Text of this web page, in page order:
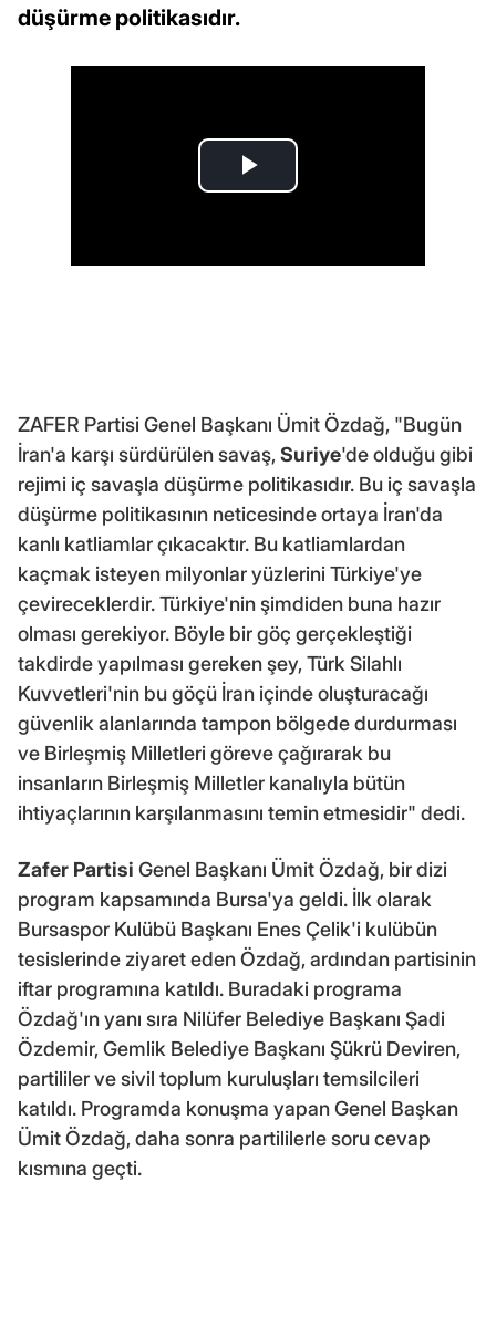
düşürme politikasıdır.
ZAFER Partisi Genel Başkanı Ümit Özdağ, "Bugün
İran'a karşı sürdürülen savaş,Suriye'de olduğu gibi
rejimi iç savaşla düşürme politikasıdır. Bu iç savaşla
düşürme politikasının neticesinde ortaya İran'da
kanlı katliamlar çıkacaktır. Bu katliamlardan
kaçmak isteyen milyonlar yüzlerini Türkiye'ye
çevireceklerdir. Türkiye'nin şimdiden buna hazır
olması gerekiyor. Böyle bir göç gerçekleştiği
takdirde yapılması gereken şey, Türk Silahlı
Kuvvetleri'nin bu göçü İran içinde oluşturacağı
güvenlik alanlarında tampon bölgede durdurması
ve Birleşmiş Milletleri göreve çağırarak bu
insanların Birleşmiş Milletler kanalıyla bütün
ihtiyaçlarının karşılanmasını temin etmesidir" dedi.
Zafer Partisi Genel Başkanı Ümit Özdağ, bir dizi
program kapsamında Bursa'ya geldi. İlk olarak
Bursaspor Kulübü Başkanı Enes Çelik'i kulübün
tesislerinde ziyaret eden Özdağ, ardından partisinin
iftar programına katıldı. Buradaki programa
Özdağ'ın yanı sıra Nilüfer Belediye Başkanı Şadi
Özdemir, Gemlik Belediye Başkanı Şükrü Deviren,
partililer ve sivil toplum kuruluşları temsilcileri
katıldı. Programda konuşma yapan Genel Başkan
Ümit Özdağ, daha sonra partililerle soru cevap
kısmına geçti.